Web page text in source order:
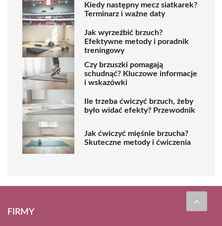
Kiedy następny mecz siatkarek?
Terminarz i ważne daty
Jak wyrzeźbić brzuch?
Efektywne metody i poradnik
treningowy
Czy brzuszki pomagają
schudnąć? Kluczowe informacje
i wskazówki
Ile trzeba ćwiczyć brzuch, żeby
było widać efekty? Przewodnik
Jak ćwiczyć mięśnie brzucha?
Skuteczne metody i ćwiczenia
FIRMY